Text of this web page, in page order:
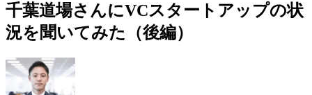
千葉道場さんにVCスタートアップの状
況を聞いてみた（後編）